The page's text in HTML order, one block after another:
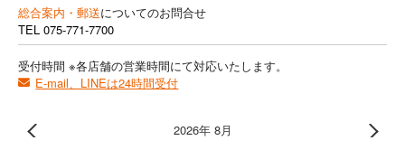
総合案内・郵送についてのお問合せ
TEL 075-771-7700
受付時間 ※各店舗の営業時間にて対応いたします。
E-mail、LINEは24時間受付
2026年 8月